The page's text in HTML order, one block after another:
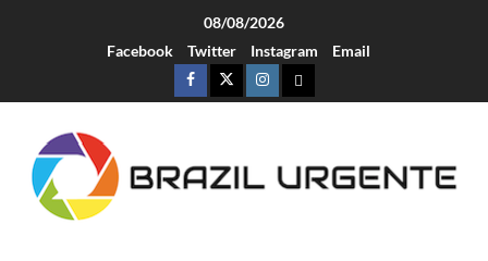
08/08/2026
Facebook
Twitter Instagram Email